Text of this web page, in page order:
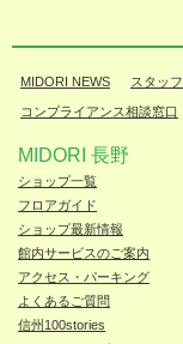
MIDORI NEWS スタッ
コンプライアンス相談窓口
MIDORI 長野
ショップ一覧
フロアガイド
ショップ最新情報
館内サービスのご案内
アクセス・パーキング
よくあるご質問
信州100stories